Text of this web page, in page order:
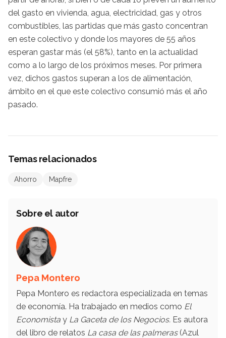
del gasto en vivienda, agua, electricidad, gas y otros
combustibles, las partidas que más gasto concentran
en este colectivo y donde los mayores de 55 años
esperan gastar más (el 58%), tanto en la actualidad
como a lo largo de los próximos meses. Por primera
vez, dichos gastos superan a los de alimentación,
ámbito en el que este colectivo consumió más el año
pasado.
Temas relacionados
Ahorro Mapfre
Sobre el autor
Pepa Montero
Pepa Montero es redactora especializada en temas
de economía. Ha trabajado en medios como El
Economista y La Gaceta de los Negocios. Es autora
del libro de relatos La casa de las palmeras(Azul